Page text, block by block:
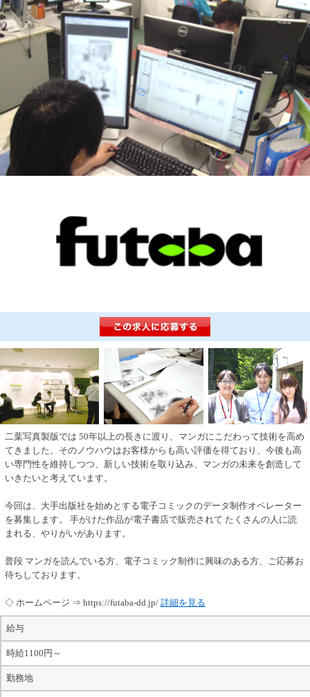
二葉写真製版では 50年以上の長きに渡り、マンガにこだわって技術を高め
てきました。そのノウハウはお客様からも高い評価を得ており、今後も高
い専門性を維持しつつ、新しい技術を取り込み、マンガの未来を創造して
いきたいと考えています。
今回は、大手出版社を始めとする電子コミックのデータ制作オペレーター
を募集します。 手がけた作品が電子書店で販売されて たくさんの人に読
まれる、やりがいがあります。
普段 マンガを読んでいる方、電子コミック制作に興味のある方、ご応募お
待ちしております。
◇ ホームページ ⇒ https://futaba-dd.jp/ 詳細を見る
給与
時給1100円～
勤務地